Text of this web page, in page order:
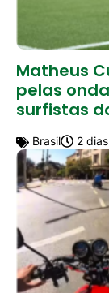
Matheus
pelas
surfistas
Brasil 2